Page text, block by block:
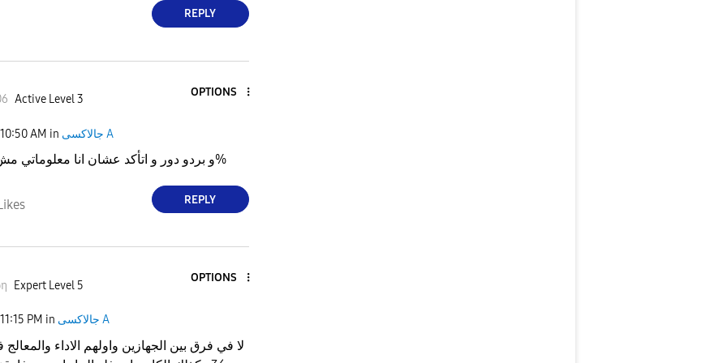
REPLY
Active Level 3
OPTIONS
10:50 AM in جالاكسى A
و بردو دور و اتأكد عشان انا معلوماتي مش اكيده ١٠٠%
REPLY
Expert Level 5
OPTIONS
11:15 PM in جالاكسى A